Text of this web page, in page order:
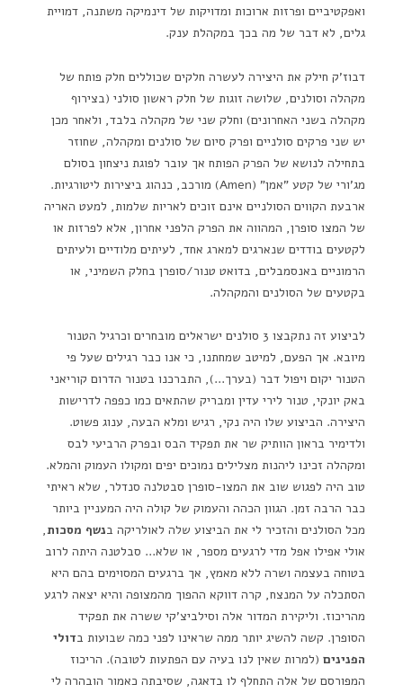
ואפקטיביים ופרזות ארוכות ומדויקות של דינמיקה משתנה, דמויית
גלים, לא דבר של מה בכך במקהלת ענק.
דבוז'ק חילק את היצירה לעשרה חלקים שכוללים חלק פותח של
מקהלה וסולנים, שלושה זוגות של חלק ראשון סולני (בצירוף
מקהלה בשני האחרונים) וחלק שני של מקהלה בלבד, ולאחר מכן
יש שני פרקים סולניים ופרק סיום של סולנים ומקהלה, שחוזר
בתחילה לנושא של הפרק הפותח אך עובר לפוגת ניצחון בסולם
מג'ורי של קטע "אמן" (Amen) מורכב, כנהוג ביצירות ליטורגיות.
ארבעת הקווים הסולניים אינם זוכים לאריות שלמות, למעט האריה
של המצו סופרן, המהווה את הפרק הלפני אחרון, אלא לפרזות או
לקטעים בודדים שנארגים למארג אחד, לעיתים מלודיים ולעיתים
הרמוניים באנסמבלים, בדואט טנור/סופרן בחלק השמיני, או
בקטעים של הסולנים והמקהלה.
לביצוע זה נתקבצו 3 סולנים ישראלים מובחרים וכרגיל הטנור
מיובא. אך הפעם, למיטב שמחתנו, כי אנו כבר רגילים שעל פי
הטנור יקום ויפול דבר (בערך…), התברכנו בטנור הדרום קוריאני
באק יונקי, טנור לירי עדין ומבריק שהתאים כמו כפפה לדרישות
היצירה. הביצוע שלו היה נקי, רגיש ומלא הבעה, ענוג פשוט.
ולדימיר בראון הוותיק שר את תפקיד הבס ובפרק הרביעי לבס
ומקהלה זכינו ליהנות מצלילים נמוכים יפים ומקולו העמוק והמלא.
טוב היה לפגוש שוב את המצו-סופרן סבטלנה סנדלר, שלא ראיתי
כבר הרבה זמן. הגוון הכהה והעמוק של קולה היה המעניין ביותר
מכל הסולנים והזכיר לי את הביצוע שלה לאולריקה בנשף מסכות,
אולי אפילו אפל מדי לרגעים מספר, או שלא… סבלטנה היתה לרוב
בטוחה בעצמה ושרה ללא מאמץ, אך ברגעים המסוימים בהם היא
הסתכלה על המנצח, קרה דווקא ההפוך מהמצופה והיא יצאה לרגע
מהריכוז. וליקירת המדור אלה וסילביצ'קי ששרה את תפקיד
הסופרן. קשה להשיג יותר ממה שראינו לפני כמה שבועות בדולי
הפנינים (למרות שאין לנו בעיה עם הפתעות לטובה). הריכוז
המפורסם של אלה התחלף לו בדאגה, שסיבתה כאמור הובהרה לי